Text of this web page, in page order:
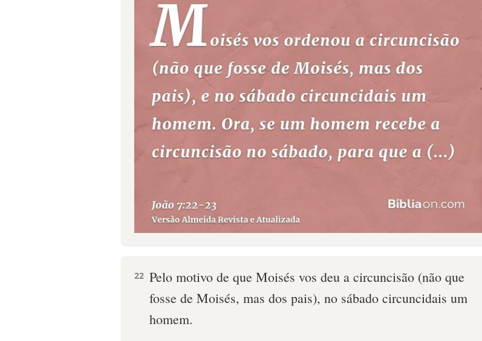
22 Pelo motivo de que Moisés vos deu a circuncisão (não que
fosse de Moisés, mas dos pais), no sábado circuncidais um
homem.